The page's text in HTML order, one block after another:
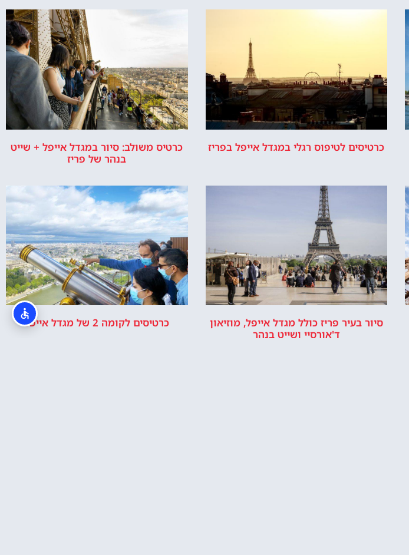
כרטיסים לטיפוס רגלי במגדל אייפל בפריז
כרטיס משולב: סיור במגדל אייפל + שייט
בנהר של פריז
סיור בעיר פריז כולל מגדל אייפל, מוזיאון
ד'אורסיי ושייט בנהר
כרטיסים לקומה 2 של מגדל אייפל